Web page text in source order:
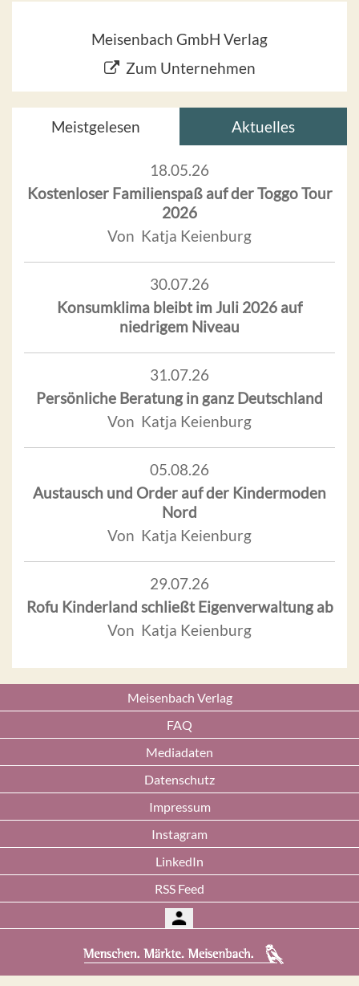
Meisenbach GmbH Verlag
Zum Unternehmen
Meistgelesen Aktuelles
18.05.26
Kostenloser Familienspaß auf der Toggo Tour
2026
Von Katja Keienburg
30.07.26
Konsumklima bleibt im Juli 2026 auf
niedrigem Niveau
31.07.26
Persönliche Beratung in ganz Deutschland
Von Katja Keienburg
05.08.26
Austausch und Order auf der Kindermoden
Nord
Von Katja Keienburg
29.07.26
Rofu Kinderland schließt Eigenverwaltung ab
Von Katja Keienburg
Meisenbach Verlag
FAQ
Mediadaten
Datenschutz
Impressum
Instagram
LinkedIn
RSS Feed